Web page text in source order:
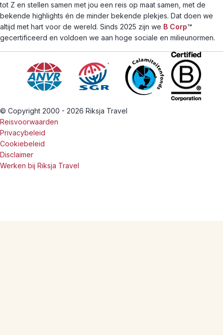
tot Z en stellen samen met jou een reis op maat samen, met de
bekende highlights én de minder bekende plekjes. Dat doen we
altijd met hart voor de wereld. Sinds 2025 zijn we B Corp™
gecertificeerd en voldoen we aan hoge sociale en milieunormen.
© Copyright 2000 - 2026 Riksja Travel
Reisvoorwaarden
Privacybeleid
Cookiebeleid
Disclaimer
Werken bij Riksja Travel